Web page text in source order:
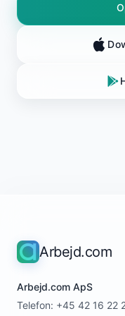
Arbejd.com
Arbejd.com ApS
Telefon: +45 42 16 22